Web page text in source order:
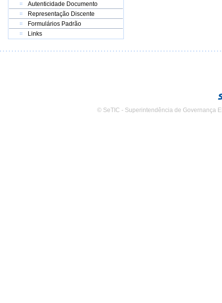
Autenticidade Documento
Representação Discente
Formulários Padrão
Links
© SeTIC - Superintendência de Governança